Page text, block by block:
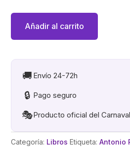
FALLA
LA
CALETA
Libros
Rivas
Añadir al carrito
🚚 Envío 24-72h
🔒 Pago seguro
🎭Producto oficial del
Categoría: Libros Etiqueta:Antonio